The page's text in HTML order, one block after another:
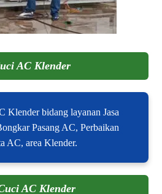
AC Klender
Klender bidang layanan Jasa
Pasang AC, Perbaikan
AC, area Klender.
AC Klender